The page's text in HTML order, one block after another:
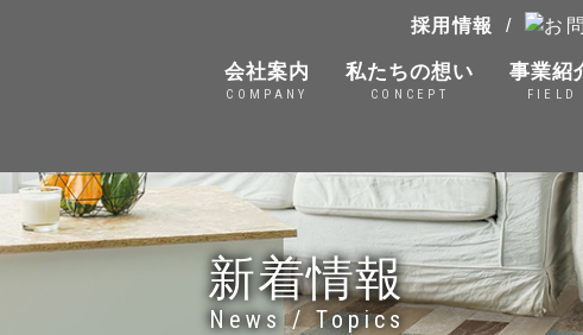
/
採用情報
会社案内
COMPANY
私たちの想い
CONCEPT
事業紹
FIELD
新着情報
News / Topics